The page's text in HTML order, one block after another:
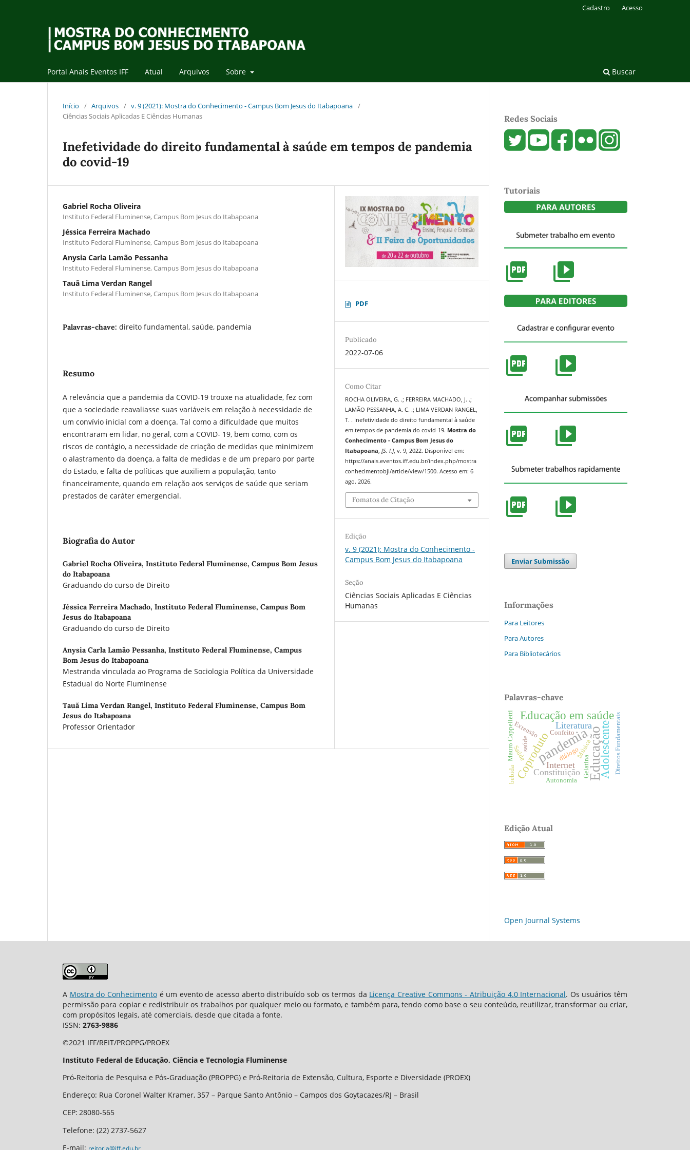
Portal Anais Eventos IFF Atual Arquivos Sobre Buscar
Cadastro Acesso
Início / Arquivos / v. 9 (2021): Mostra do Conhecimento - Campus Bom Jesus do Itabapoana /
Ciências Sociais Aplicadas E Ciências Humanas
Inefetividade do direito fundamental à saúde em tempos de pandemia
do covid-19
Gabriel Rocha Oliveira
Instituto Federal Fluminense, Campus Bom Jesus do Itabapoana
Jéssica Ferreira Machado
Instituto Federal Fluminense, Campus Bom Jesus do Itabapoana
Anysia Carla Lamão Pessanha
Instituto Federal Fluminense, Campus Bom Jesus do Itabapoana
Tauã Lima Verdan Rangel
Instituto Federal Fluminense, Campus Bom Jesus do Itabapoana
Palavras-chave: direito fundamental, saúde, pandemia
Resumo
A relevância que a pandemia da COVID-19 trouxe na atualidade, fez com
que a sociedade reavaliasse suas variáveis em relação à necessidade de
um convívio inicial com a doença. Tal como a dificuldade que muitos
encontraram em lidar, no geral, com a COVID- 19, bem como, com os
riscos de contágio, a necessidade de criação de medidas que minimizem
o alastramento da doença, a falta de medidas e de um preparo por parte
do Estado, e falta de políticas que auxiliem a população, tanto
financeiramente, quando em relação aos serviços de saúde que seriam
prestados de caráter emergencial.
Biografia do Autor
Gabriel Rocha Oliveira, Instituto Federal Fluminense, Campus Bom Jesus
do Itabapoana
Graduando do curso de Direito
Jéssica Ferreira Machado, Instituto Federal Fluminense, Campus Bom
Jesus do Itabapoana
Graduando do curso de Direito
Anysia Carla Lamão Pessanha, Instituto Federal Fluminense, Campus
Bom Jesus do Itabapoana
Mestranda vinculada ao Programa de Sociologia Política da Universidade
Estadual do Norte Fluminense
Tauã Lima Verdan Rangel, Instituto Federal Fluminense, Campus Bom
Jesus do Itabapoana
Professor Orientador
PDF
Publicado
2022-07-06
Como Citar
ROCHA OLIVEIRA, G. .; FERREIRA MACHADO, J. .;
LAMÃO PESSANHA, A. C. .; LIMA VERDAN RANGEL,
T. . Inefetividade do direito fundamental à saúde
em tempos de pandemia do covid-19. Mostra do
Conhecimento - Campus Bom Jesus do
Itabapoana,[S. l.], v. 9, 2022. Disponível em:
https://anais.eventos.iff.edu.br/index.php/mostra
conhecimentobji/article/view/1500. Acesso em: 6
ago. 2026.
Fomatos de Citação
Edição
v. 9 (2021): Mostra do Conhecimento -
Campus Bom Jesus do Itabapoana
Seção
Ciências Sociais Aplicadas E Ciências
Humanas
Redes Sociais
Tutoriais
Enviar Submissão
Informações
Para Leitores
Para Autores
Para Bibliotecários
Palavras-chave
pandemiaEducaçãoAdolescente
Educação em saúde
CoprodutoInternet
Literatura
Constituição
Música
Saúde
Mauro Cappelletti Direitos Fundamentais
Confeito
Gelatina
Autonomia
Extensão
saúde
bebida
diálogo
Edição Atual
Open Journal Systems
A Mostra do Conhecimentoé um evento de acesso aberto distribuído sob os termos da Licença Creative Commons - Atribuição 4.0 Internacional. Os usuários têm
permissão para copiar e redistribuir os trabalhos por qualquer meio ou formato, e também para, tendo como base o seu conteúdo, reutilizar, transformar ou criar,
com propósitos legais, até comerciais, desde que citada a fonte.
ISSN: 2763-9886
©2021 IFF/REIT/PROPPG/PROEX
Instituto Federal de Educação, Ciência e Tecnologia Fluminense
Pró-Reitoria de Pesquisa e Pós-Graduação (PROPPG) e Pró-Reitoria de Extensão, Cultura, Esporte e Diversidade (PROEX)
Endereço: Rua Coronel Walter Kramer, 357 – Parque Santo Antônio – Campos dos Goytacazes/RJ – Brasil
CEP: 28080-565
Telefone: (22) 2737-5627
E-mail: reitoria@iff.edu.br